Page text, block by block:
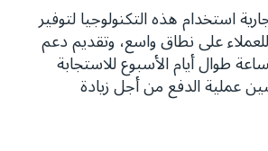
استخدام هذه التكنولوجيا لتوفير
على نطاق واسع، وتقديم دعم
طوال أيام الأسبوع للاستجابة
عملية الدفع من أجل زيادة